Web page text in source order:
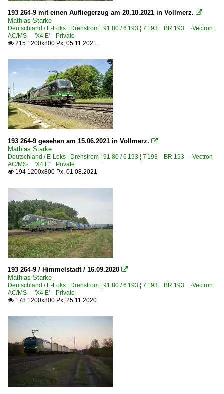
193 264-9 mit einen Aufliegerzug am 20.10.2021 in Vollmerz. 
Mathias Starke
Deutschland / E-Loks | Drehstrom | 91 80 / 6 193 ¦ 7 193 BR 193 ·Vectron
AC/MS· 'X4 E' Private
 215 1200x800 Px, 05.11.2021
193 264-9 gesehen am 15.06.2021 in Vollmerz. 
Mathias Starke
Deutschland / E-Loks | Drehstrom | 91 80 / 6 193 ¦ 7 193 BR 193 ·Vectron
AC/MS· 'X4 E' Private
 194 1200x800 Px, 01.08.2021
193 264-9 / Himmelstadt / 16.09.2020 
Mathias Starke
Deutschland / E-Loks | Drehstrom | 91 80 / 6 193 ¦ 7 193 BR 193 ·Vectron
AC/MS· 'X4 E' Private
 178 1200x800 Px, 25.11.2020